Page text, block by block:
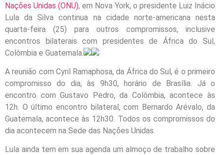
Nações Unidas (ONU), em Nova York, o presidente Luiz Inácio
Lula da Silva continua na cidade norte-americana nesta
quarta-feira (25) para outros compromissos, inclusive
encontros bilaterais com presidentes de África do Sul,
Colômbia e Guatemala.
A reunião com Cyril Ramaphosa, da África do Sul, é o primeiro
compromisso do dia, às 9h30, horário de Brasília. Já o
encontro com Gustavo Pedro, da Colômbia, acontece às
12h. O último encontro bilateral, com Bernardo Arévalo, da
Guatemala, acontece às 12h30. Todos os compromissos do
dia acontecem na Sede das Nações Unidas.
Lula ainda tem em sua agenda um almoço de trabalho sobre